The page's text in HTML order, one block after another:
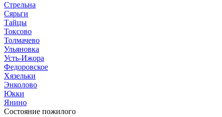
Стрельна
Сярьги
Тайцы
Токсово
Толмачево
Ульяновка
Усть-Ижора
Федоровское
Хязельки
Энколово
Юкки
Янино
Состояние пожилого